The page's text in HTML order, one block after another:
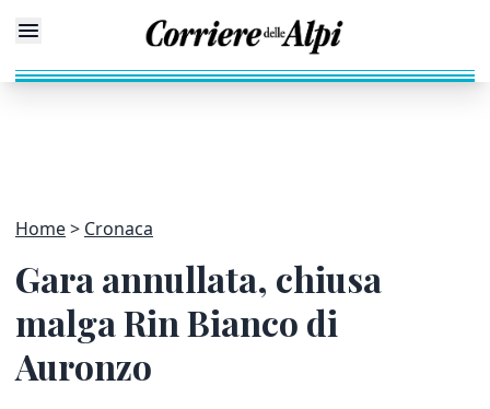
Home Cronaca
Gara annullata, chiusa
malga Rin Bianco di
Auronzo